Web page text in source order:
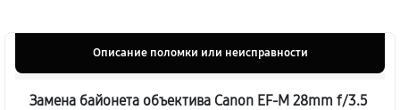
Описание поломки или неисправности
Замена байонета объектива Canon EF-M 28mm f/3.5